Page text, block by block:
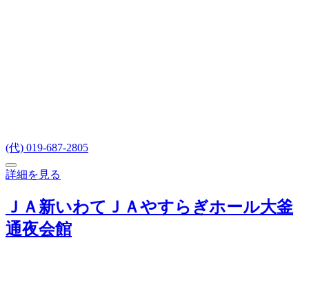
(代) 019-687-2805
詳細を見る
ＪＡ新いわてＪＡやすらぎホール大釜
通夜会館